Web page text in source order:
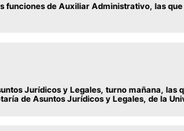
de Auxiliar Administrativo, las
Jurídicos y Legales, turno mañana, las
de Asuntos Jurídicos y Legales, de la